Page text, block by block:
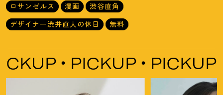
ロサンゼルス
漫画
渋谷直角
デザイナー渋井直人の休日
無料
PICKUP PICKUP